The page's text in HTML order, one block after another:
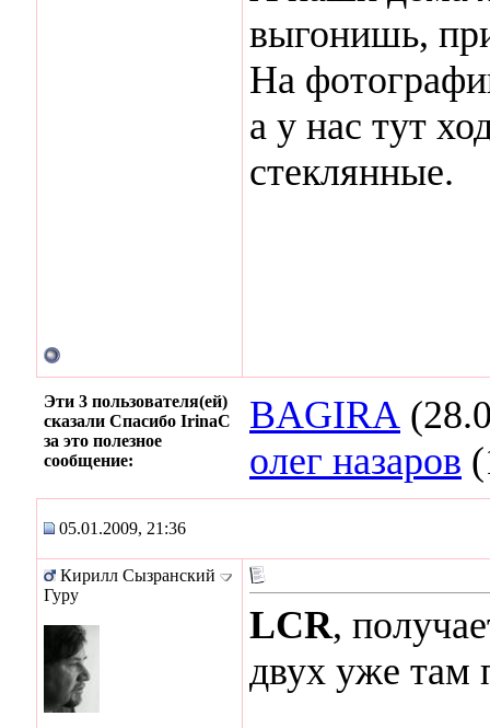
выгонишь,
На
а у нас тут
стеклянные.
Эти 3 пользователя(ей)
сказали Спасибо IrinaC
за это полезное
сообщение:
BAGIRA
олег назаров
05.01.2009, 21:36
Кирилл Сызранский
Гуру
LCR,
двух уже там